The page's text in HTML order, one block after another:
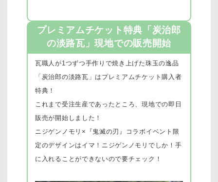
プレミアムチケット特典「炭治郎
の淡路瓦」現地での販売開始
瓦職人が1つずつ手作りで焼き上げた珠玉の逸品
「炭治郎の淡路瓦」はプレミアムチケット購入者
特典！
これまで受注生産であったところ、現地での即日
販売が開始しました！
ニジゲンノモリ×『鬼滅の刃』コラボイベント限
定のデザインはイマ！ニジゲンノモリでしか！手
に入れることができないので要チェック！